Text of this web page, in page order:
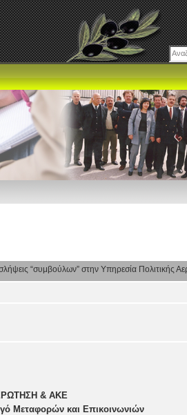
“συμβούλων” στην Υπηρεσία Πολιτικής
& ΑΚΕ
Μεταφορών και Επικοινωνιών